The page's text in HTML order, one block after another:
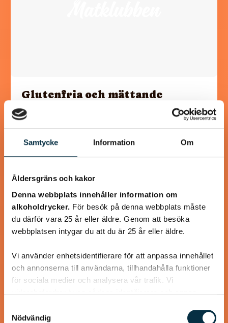
Samtycke Information Om
Åldersgräns och kakor
Denna webbplats innehåller information om
alkoholdrycker. För besök på denna webbplats måste
du därför vara 25 år eller äldre. Genom att besöka
webbplatsen intygar du att du är 25 år eller äldre.
Vi använder enhetsidentifierare för att anpassa innehållet
och annonserna till användarna, tillhandahålla funktioner
för sociala medier och analysera vår trafik. Vi
annons- och analysföretag som vi samarbetar med.
Nödvändig
Glutenfria och mättande
pannkakor
pannkaksrecept, eftersom det mättar mer och eftersom
det behövs för att binda ihop det glutenfria mjölet.…
@koppargrytan